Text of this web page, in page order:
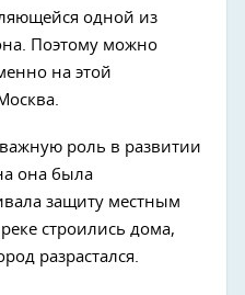
одной из
Поэтому можно
на этой
роль в развитии
она была
защиту местным
строились дома,
разрастался.